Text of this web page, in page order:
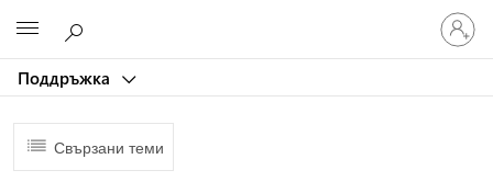
Поддръжка
Влезте
във
вашия
Свързани теми